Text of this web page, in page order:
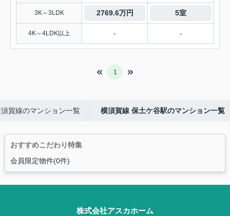
3K～3LDK 2769.6万円 5室
4K～4LDK以上 - -
1
賀線のマンション一覧 横須賀線 保土ケ谷駅のマンション一覧
おすすめこだわり特集
会員限定物件(0件)
株式会社アスカホーム